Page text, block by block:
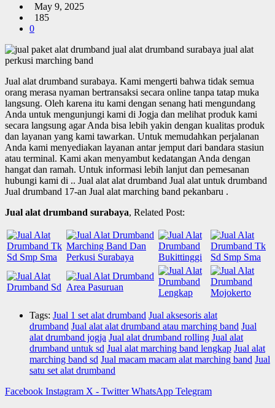
May 9, 2025
185
0
Jual alat drumband surabaya. Kami mengerti bahwa tidak semua
orang merasa nyaman bertransaksi secara online tanpa tatap muka
langsung. Oleh karena itu kami dengan senang hati mengundang
Anda untuk mengunjungi kami di Jogja dan melihat produk kami
secara langsung agar Anda bisa lebih yakin dengan kualitas produk
dan layanan yang kami tawarkan. Untuk memudahkan perjalanan
Anda kami menyediakan layanan antar jemput dari bandara stasiun
atau terminal. Kami akan menyambut kedatangan Anda dengan
hangat dan ramah. Untuk informasi lebih lanjut dan pemesanan
hubungi kami di .. Jual alat alat drumband Jual alat untuk drumband
Jual drumband 17-an Jual alat marching band pekanbaru .
Jual alat drumband surabaya, Related Post:
Tags: Jual 1 set alat drumband Jual aksesoris alat
drumband Jual alat alat drumband atau marching band Jual
alat drumband jogja Jual alat drumband rolling Jual alat
drumband untuk sd Jual alat marching band lengkap Jual alat
marching band sd Jual macam macam alat marching band Jual
satu set alat drumband
Facebook Instagram X - Twitter WhatsApp Telegram